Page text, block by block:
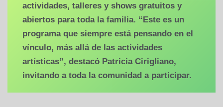
actividades, talleres y shows gratuitos y
abiertos para toda la familia. “Este es un
programa que siempre está pensando en el
vínculo, más allá de las actividades
artísticas”, destacó Patricia Cirigliano,
invitando a toda la comunidad a participar.